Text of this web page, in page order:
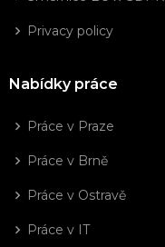
Privacy policy
Nabídky práce
Práce v Praze
Práce v Brně
Práce v Ostravě
Práce v IT